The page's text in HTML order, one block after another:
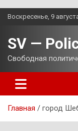
Перейти
Воскресенье, 9
SV —
Свободная
Главная город